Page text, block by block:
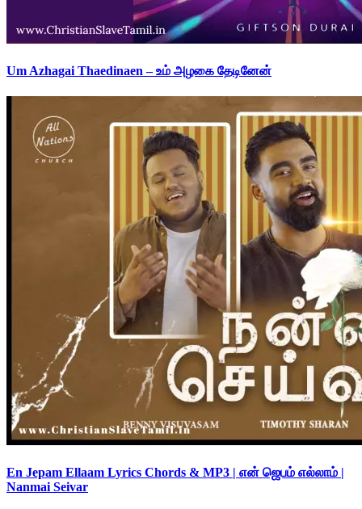
Um Azhagai Thaedinaen – உம் அழகை தேடினேன்
En Jepam Ellaam Lyrics Chords & MP3 | என் ஜெபம் எல்லாம் |
Nanmai Seivar